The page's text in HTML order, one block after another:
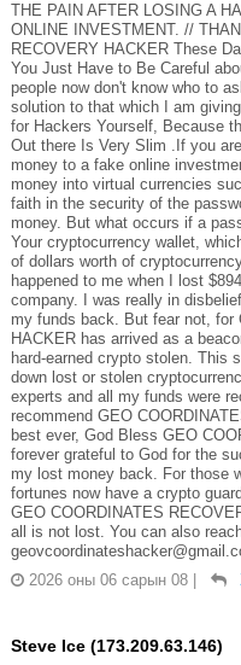
THE PAIN AFTER LOSING A
ONLINE INVESTMENT. //
RECOVERY HACKER These
You Just Have to Be Careful
people now don't know who to
solution to that which I am
for Hackers Yourself, Because
Out there Is Very Slim .If you
money to a fake online
money into virtual currencies
faith in the security of the
money. But what occurs if a
Your cryptocurrency wallet,
of dollars worth of
happened to me when I lost
company. I was really in
my funds back. But fear not, for
HACKER has arrived as a
hard-earned crypto stolen. This
down lost or stolen
experts and all my funds were
recommend GEO
best ever, God Bless GEO
forever grateful to God for the
my lost money back. For those
fortunes now have a crypto
GEO COORDINATES
all is not lost. You can also
2026 оны 06 сарын 08
Steve Ice (173.209.63.146)